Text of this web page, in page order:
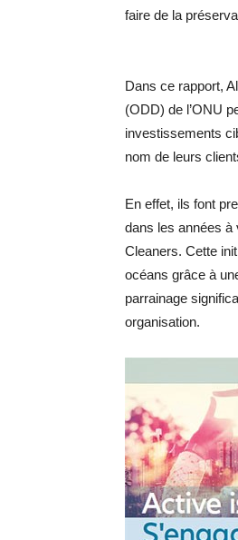
faire de la
Dans ce rapport,
(ODD) de l’ONU
investissements
nom de leurs
En effet, ils font
dans les années à
Cleaners. Cette
océans grâce à
parrainage
organisation.